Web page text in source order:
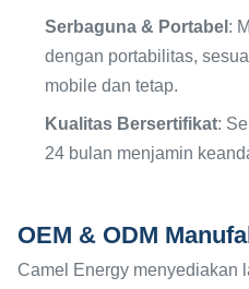
Serbaguna & Portabel :
dengan portabilitas,
mobile dan tetap.
Kualitas Bersertifikat:
24 bulan menjamin
OEM & ODM
Camel Energy menyediakan